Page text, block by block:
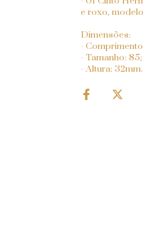
e roxo,
Dimensões:
-
- Tamanho: 85;
- Altura: 32mm.